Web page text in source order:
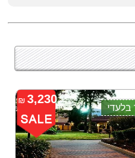
3,230
₪
בלעדי